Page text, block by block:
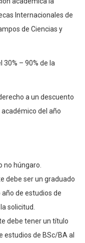
académica la
Internacionales de
de Ciencias y
30% – 90% de la
a un descuento
del año
no húngaro.
debe ser un graduado
de estudios de
solicitud.
debe tener un título
estudios de BSc/BA al